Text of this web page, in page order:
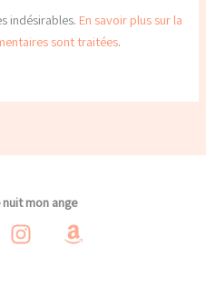
indésirables. En savoir plus sur la
sont traitées.
mon ange